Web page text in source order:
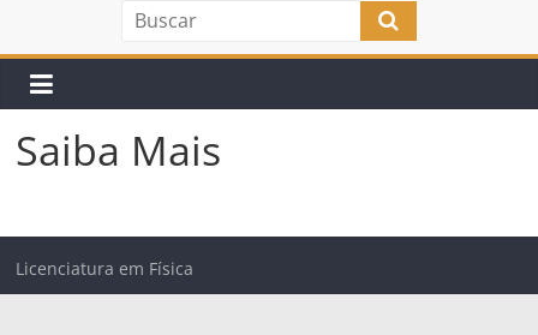
Saiba Mais
Licenciatura em Física